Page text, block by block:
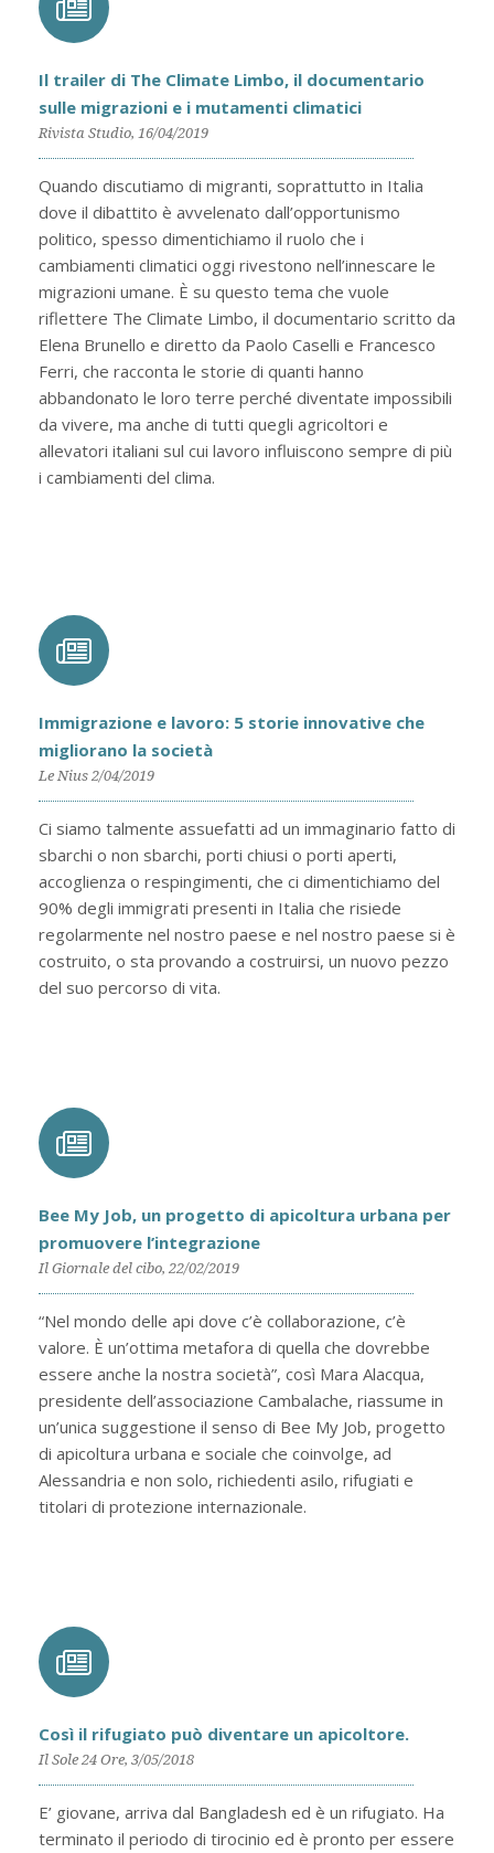
Il trailer di The Climate Limbo, il documentario
sulle migrazioni e i mutamenti climatici
Rivista Studio, 16/04/2019
Quando discutiamo di migranti, soprattutto in Italia
dove il dibattito è avvelenato dall’opportunismo
politico, spesso dimentichiamo il ruolo che i
cambiamenti climatici oggi rivestono nell’innescare le
migrazioni umane. È su questo tema che vuole
riflettere The Climate Limbo, il documentario scritto da
Elena Brunello e diretto da Paolo Caselli e Francesco
Ferri, che racconta le storie di quanti hanno
abbandonato le loro terre perché diventate impossibili
da vivere, ma anche di tutti quegli agricoltori e
allevatori italiani sul cui lavoro influiscono sempre di più
i cambiamenti del clima.
Immigrazione e lavoro: 5 storie innovative che
migliorano la società
Le Nius 2/04/2019
Ci siamo talmente assuefatti ad un immaginario fatto di
sbarchi o non sbarchi, porti chiusi o porti aperti,
accoglienza o respingimenti, che ci dimentichiamo del
90% degli immigrati presenti in Italia che risiede
regolarmente nel nostro paese e nel nostro paese si è
costruito, o sta provando a costruirsi, un nuovo pezzo
del suo percorso di vita.
Bee My Job, un progetto di apicoltura urbana per
promuovere l’integrazione
Il Giornale del cibo, 22/02/2019
“Nel mondo delle api dove c’è collaborazione, c’è
valore. È un’ottima metafora di quella che dovrebbe
essere anche la nostra società”, così Mara Alacqua,
presidente dell’associazione Cambalache, riassume in
un’unica suggestione il senso di Bee My Job, progetto
di apicoltura urbana e sociale che coinvolge, ad
Alessandria e non solo, richiedenti asilo, rifugiati e
titolari di protezione internazionale.
Così il rifugiato può diventare un apicoltore.
Il Sole 24 Ore, 3/05/2018
E’ giovane, arriva dal Bangladesh ed è un rifugiato. Ha
terminato il periodo di tirocinio ed è pronto per essere